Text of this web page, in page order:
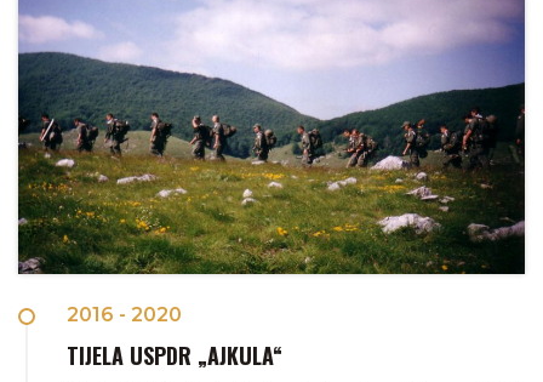
2016 - 2020
TIJELA USPDR „AJKULA“